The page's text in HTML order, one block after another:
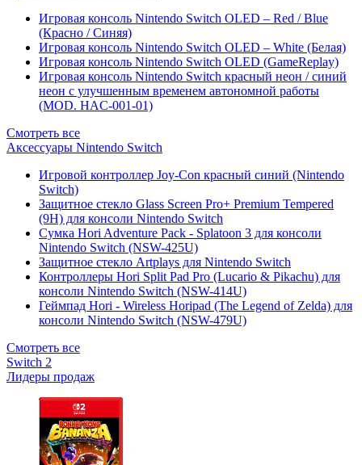
Игровая консоль Nintendo Switch OLED – Red / Blue
(Красно / Синяя)
Игровая консоль Nintendo Switch OLED – White (Белая)
Игровая консоль Nintendo Switch OLED (GameReplay)
Игровая консоль Nintendo Switch красный неон / синий
неон с улучшенным временем автономной работы
(MOD. HAC-001-01)
Смотреть все
Аксессуары Nintendo Switch
Игровой контроллер Joy-Con красный синий (Nintendo
Switch)
Защитное стекло Glass Screen Pro+ Premium Tempered
(9H) для консоли Nintendo Switch
Сумка Hori Adventure Pack - Splatoon 3 для консоли
Nintendo Switch (NSW-425U)
Защитное стекло Artplays для Nintendo Switch
Контроллеры Hori Split Pad Pro (Lucario & Pikachu) для
консоли Nintendo Switch (NSW-414U)
Геймпад Hori - Wireless Horipad (The Legend of Zelda) для
консоли Nintendo Switch (NSW-479U)
Смотреть все
Switch 2
Лидеры продаж